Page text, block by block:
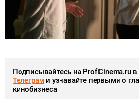
Подписывайтесь на ProfiCinema.ru в
Телеграми узнавайте первыми о
кинобизнеса